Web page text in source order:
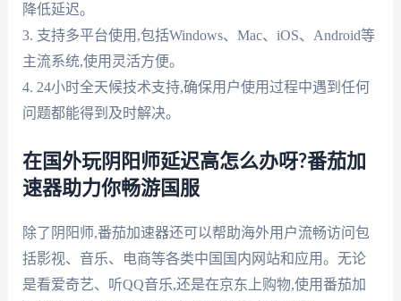
降低延迟。
3. 支持多平台使用,包括Windows、Mac、iOS、Android等
主流系统,使用灵活方便。
4. 24小时全天候技术支持,确保用户使用过程中遇到任何
问题都能得到及时解决。
在国外玩阴阳师延迟高怎么办呀?番茄加
速器助力你畅游国服
除了阴阳师,番茄加速器还可以帮助海外用户流畅访问包
括影视、音乐、电商等各类中国国内网站和应用。无论
是看爱奇艺、听QQ音乐,还是在京东上购物,使用番茄加